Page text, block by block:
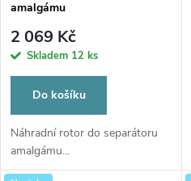
r
o
d
u
p
r
o
d
amalgámu
2 069 Kč
Skladem 12 ks
Do košíku
Náhradní rotor do separátoru
amalgámu...